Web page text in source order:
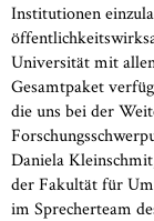
Institutionen
Universität mit
Gesamtpaket
die uns bei der
Daniela
der Fakultät für
im Sprecherteam